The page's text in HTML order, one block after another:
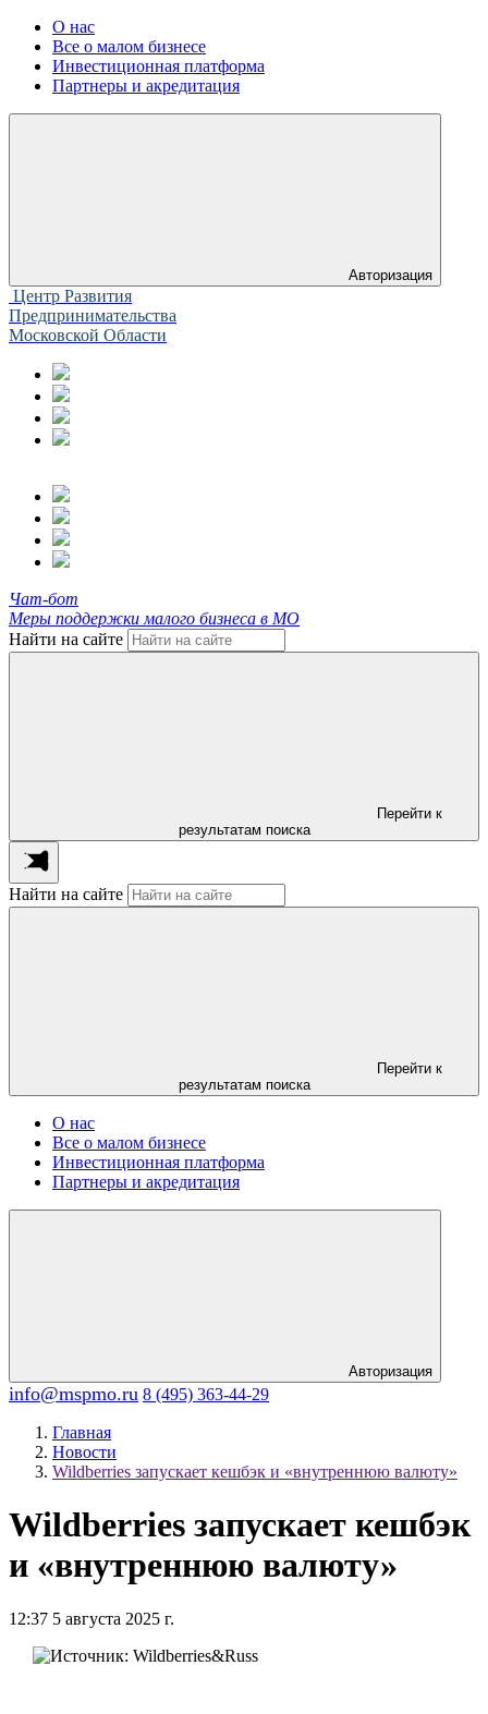
О нас
Все о малом бизнесе
Инвестиционная платформа
Партнеры и акредитация
Авторизация
Центр Развития
Предпринимательства
Московской Области
Чат-бот
Меры поддержки малого бизнеса в МО
Найти на сайте
Перейти к
результатам поиска
Найти на сайте
Перейти к
результатам поиска
О нас
Все о малом бизнесе
Инвестиционная платформа
Партнеры и акредитация
Авторизация
info@mspmo.ru 8 (495) 363-44-29
Главная
Новости
Wildberries запускает кешбэк и «внутреннюю валюту»
Wildberries запускает кешбэк
и «внутреннюю валюту»
12:37 5 августа 2025 г.